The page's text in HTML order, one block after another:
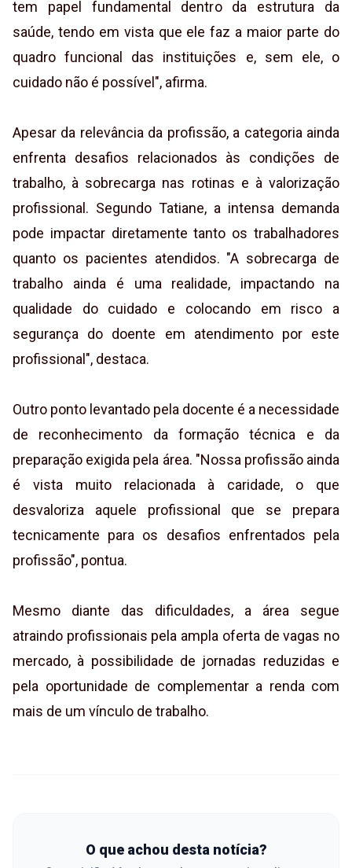
tem papel fundamental dentro da estrutura da
saúde, tendo em vista que ele faz a maior parte do
quadro funcional das instituições e, sem ele, o
cuidado não é possível", afirma.
Apesar da relevância da profissão, a categoria ainda
enfrenta desafios relacionados às condições de
trabalho, à sobrecarga nas rotinas e à valorização
profissional. Segundo Tatiane, a intensa demanda
pode impactar diretamente tanto os trabalhadores
quanto os pacientes atendidos. "A sobrecarga de
trabalho ainda é uma realidade, impactando na
qualidade do cuidado e colocando em risco a
segurança do doente em atendimento por este
profissional", destaca.
Outro ponto levantado pela docente é a necessidade
de reconhecimento da formação técnica e da
preparação exigida pela área. "Nossa profissão ainda
é vista muito relacionada à caridade, o que
desvaloriza aquele profissional que se prepara
tecnicamente para os desafios enfrentados pela
profissão", pontua.
Mesmo diante das dificuldades, a área segue
atraindo profissionais pela ampla oferta de vagas no
mercado, à possibilidade de jornadas reduzidas e
pela oportunidade de complementar a renda com
mais de um vínculo de trabalho.
O que achou desta notícia?